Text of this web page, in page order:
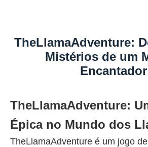
TheLlamaAdventure:
Mistérios de um
Encantador
TheLlamaAdventure:
Épica no Mundo dos
TheLlamaAdventure é um jogo